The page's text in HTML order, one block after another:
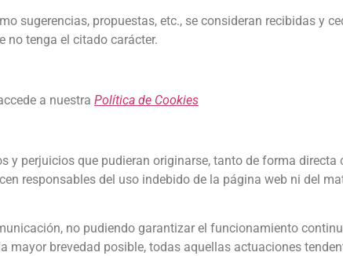
sugerencias, propuestas, etc., se consideran recibidas y
no tenga el citado carácter.
a nuestra Política de Cookies
y perjuicios que pudieran originarse, tanto de forma
responsables del uso indebido de la página web ni del
no pudiendo garantizar el funcionamiento
mayor brevedad posible, todas aquellas actuaciones